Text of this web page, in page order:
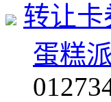
转让卡
蛋糕
0